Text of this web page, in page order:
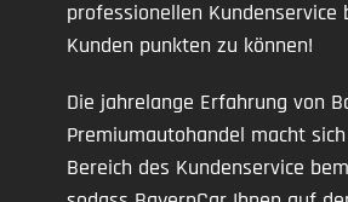
professionellen Kundenservice
Kunden punkten zu können!
Die jahrelange Erfahrung von
Premiumautohandel macht
Bereich des Kundenservice